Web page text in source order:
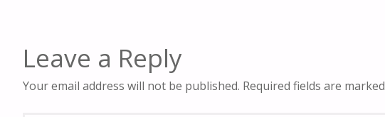
Leave a Reply
Your email address will not be published. Required fields are marked